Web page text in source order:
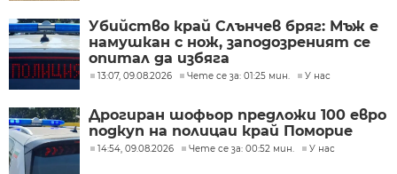
Убийство край Слънчев бряг: Мъж е
намушкан с нож, заподозреният се
опитал да избяга
13:07, 09.08.2026 Чете се за: 01:25 мин. У нас
Дрогиран шофьор предложи 100 евро
подкуп на полицаи край Поморие
14:54, 09.08.2026 Чете се за: 00:52 мин. У нас